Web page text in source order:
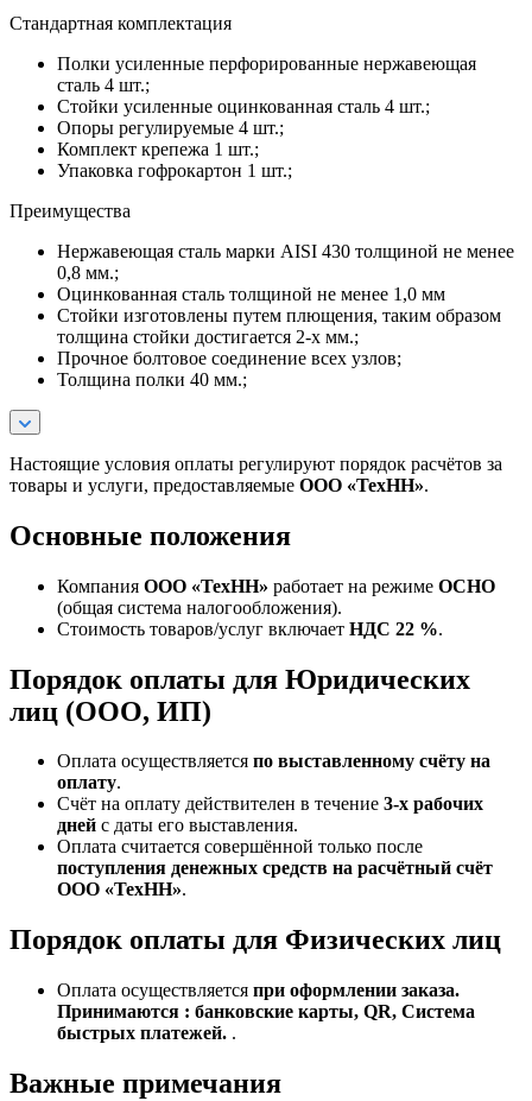
Стандартная комплектация
Полки усиленные перфорированные нержавеющая
сталь 4 шт.;
Стойки усиленные оцинкованная сталь 4 шт.;
Опоры регулируемые 4 шт.;
Комплект крепежа 1 шт.;
Упаковка гофрокартон 1 шт.;
Преимущества
Нержавеющая сталь марки AISI 430 толщиной не менее
0,8 мм.;
Оцинкованная сталь толщиной не менее 1,0 мм
Стойки изготовлены путем плющения, таким образом
толщина стойки достигается 2-х мм.;
Прочное болтовое соединение всех узлов;
Толщина полки 40 мм.;
Настоящие условия оплаты регулируют порядок расчётов за
товары и услуги, предоставляемые ООО «ТехНН».
Основные положения
Компания ООО «ТехНН» работает на режиме ОСНО
(общая система налогообложения).
Стоимость товаров/услуг включает НДС 22 %.
Порядок оплаты для Юридических
лиц (ООО, ИП)
Оплата осуществляется по выставленному счёту на
оплату.
Счёт на оплату действителен в течение 3‑х рабочих
дней с даты его выставления.
Оплата считается совершённой только после
поступления денежных средств на расчётный счёт
ООО «ТехНН».
Порядок оплаты для Физических лиц
Оплата осуществляется при оформлении заказа.
Принимаются : банковские карты, QR, Система
быстрых платежей. .
Важные примечания